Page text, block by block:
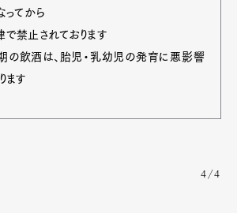
ってから
禁止されております
の飲酒は、胎児・乳幼児の発育に悪影響
ます
4/4